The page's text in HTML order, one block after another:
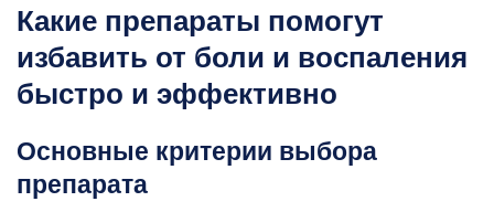
Какие препараты помогут
избавить от боли и воспаления
быстро и эффективно
Основные критерии выбора
препарата